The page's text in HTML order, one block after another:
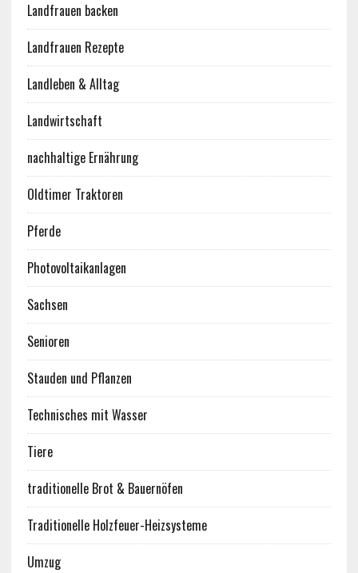
Landfrauen backen
Landfrauen Rezepte
Landleben & Alltag
Landwirtschaft
nachhaltige Ernährung
Oldtimer Traktoren
Pferde
Photovoltaikanlagen
Sachsen
Senioren
Stauden und Pflanzen
Technisches mit Wasser
Tiere
traditionelle Brot & Bauernöfen
Traditionelle Holzfeuer-Heizsysteme
Umzug